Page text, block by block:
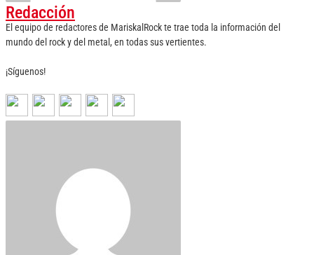
Redacción
El equipo de redactores de MariskalRock te trae toda la información del
mundo del rock y del metal, en todas sus vertientes.
¡Síguenos!